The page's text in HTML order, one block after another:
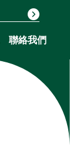
聯絡我們